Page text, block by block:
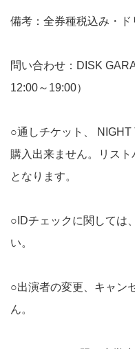
備考：全券種税込み・
問い合わせ：DISK
12:00～19:00）
○通しチケット、
購入出来ません。リス
となります。
○IDチェックに関しては
い。
○出演者の変更、キャン
ん。